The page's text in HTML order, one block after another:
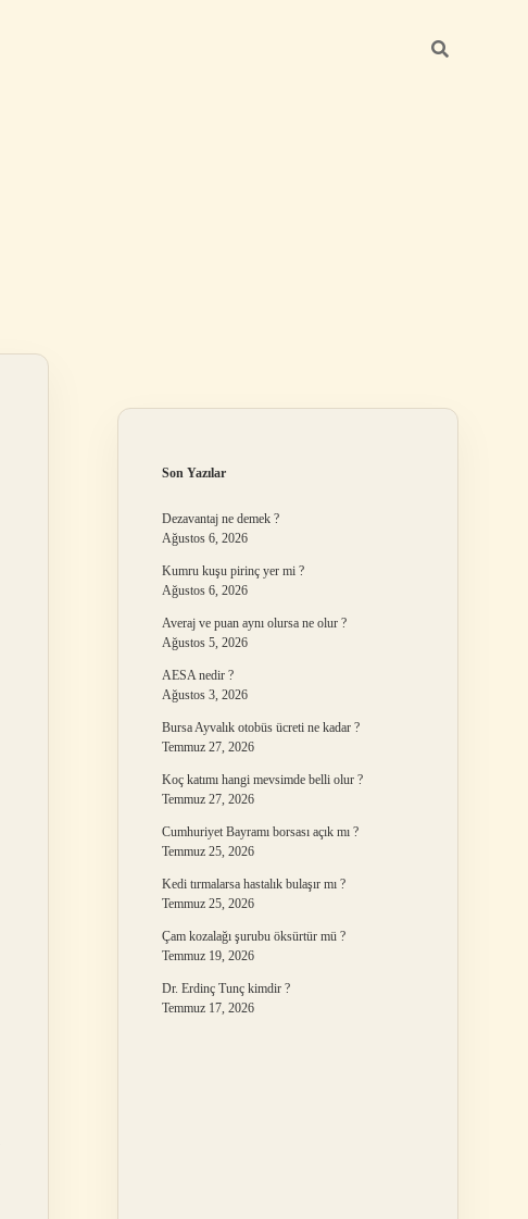
Son Yazılar
Dezavantaj ne demek ?
Ağustos 6, 2026
Kumru kuşu pirinç yer mi ?
Ağustos 6, 2026
Averaj ve puan aynı olursa ne olur ?
Ağustos 5, 2026
AESA nedir ?
Ağustos 3, 2026
Bursa Ayvalık otobüs ücreti ne kadar ?
Temmuz 27, 2026
Koç katımı hangi mevsimde belli olur ?
Temmuz 27, 2026
Cumhuriyet Bayramı borsası açık mı ?
Temmuz 25, 2026
Kedi tırmalarsa hastalık bulaşır mı ?
Temmuz 25, 2026
Çam kozalağı şurubu öksürtür mü ?
Temmuz 19, 2026
Dr. Erdinç Tunç kimdir ?
Temmuz 17, 2026